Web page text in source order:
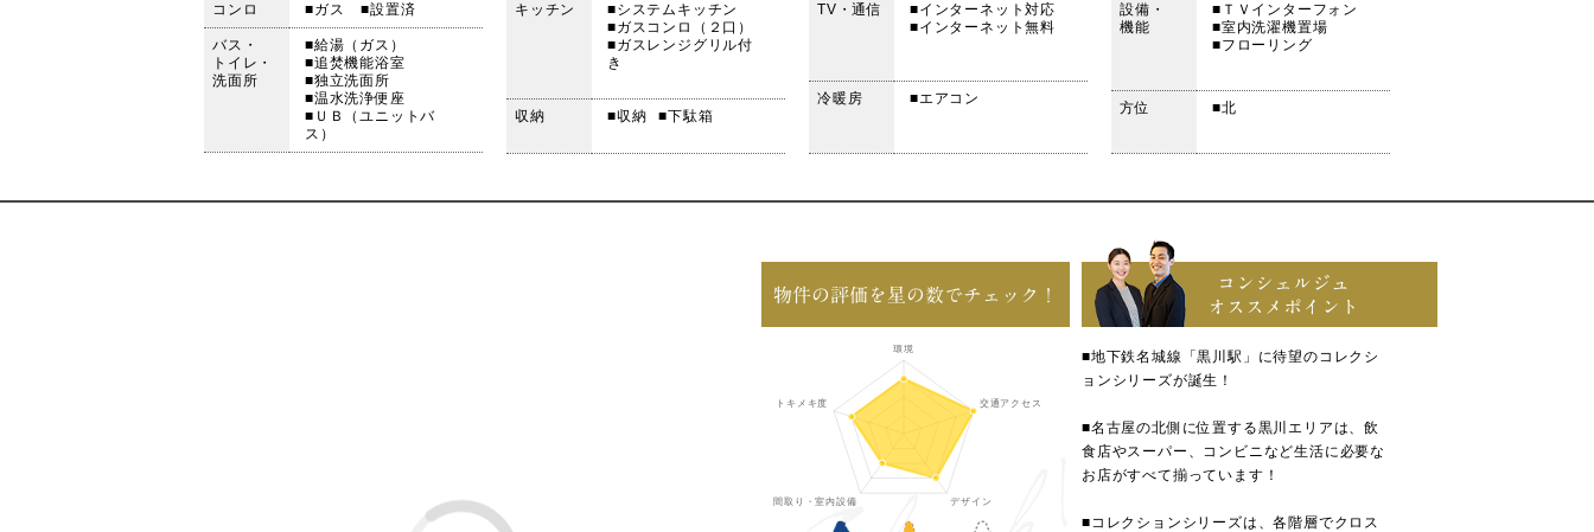
コンロ ■ガス ■設置済
バス・
トイレ・
洗面所
■給湯（ガス）
■追焚機能浴室
■独立洗面所
■温水洗浄便座
■ＵＢ（ユニットバ
ス）
キッチン
■システムキッチン
■ガスコンロ（２口）
■ガスレンジグリル付
き
収納 ■収納 ■下駄箱
TV・通信
■インターネット対応
■インターネット無料
冷暖房 ■エアコン
設備・
機能
■ＴＶインターフォン
■室内洗濯機置場
■フローリング
方位 ■北
物件の評価を星の数でチェック！
コンシェルジュ
オススメポイント
■地下鉄名城線「黒川駅」に待望のコレクシ
ョンシリーズが誕生！
■名古屋の北側に位置する黒川エリアは、飲
食店やスーパー、コンビニなど生活に必要な
お店がすべて揃っています！
■コレクションシリーズは、各階層でクロス